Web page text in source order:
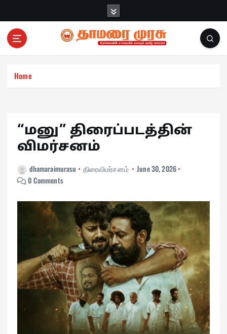
Home
“மனு” திரைப்படத்தின்
விமர்சனம்
dhamaraimurasu திரைவிமர்சனம்
June 30, 2026
0 Comments